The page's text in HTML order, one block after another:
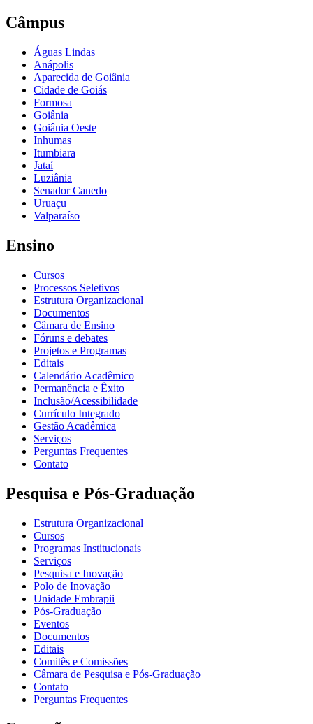
Câmpus
Águas Lindas
Anápolis
Aparecida de Goiânia
Cidade de Goiás
Formosa
Goiânia
Goiânia Oeste
Inhumas
Itumbiara
Jataí
Luziânia
Senador Canedo
Uruaçu
Valparaíso
Ensino
Cursos
Processos Seletivos
Estrutura Organizacional
Documentos
Câmara de Ensino
Fóruns e debates
Projetos e Programas
Editais
Calendário Acadêmico
Permanência e Êxito
Inclusão/Acessibilidade
Currículo Integrado
Gestão Acadêmica
Serviços
Perguntas Frequentes
Contato
Pesquisa e Pós-Graduação
Estrutura Organizacional
Cursos
Programas Institucionais
Serviços
Pesquisa e Inovação
Polo de Inovação
Unidade Embrapii
Pós-Graduação
Eventos
Documentos
Editais
Comitês e Comissões
Câmara de Pesquisa e Pós-Graduação
Contato
Perguntas Frequentes